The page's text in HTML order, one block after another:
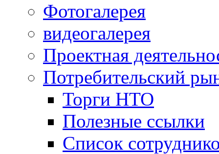
Фотогалерея
видеогалерея
Проектная
Потребительский
Торги НТО
Полезные ссылки
Список